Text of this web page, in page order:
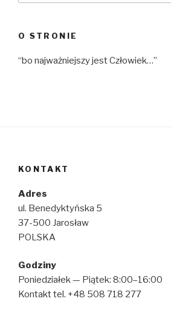
O STRONIE
“bo najważniejszy jest Człowiek…”
KONTAKT
Adres
ul. Benedyktyńska 5
37-500 Jarosław
POLSKA
Godziny
Poniedziałek — Piątek: 8:00–16:00
Kontakt tel. +48 508 718 277